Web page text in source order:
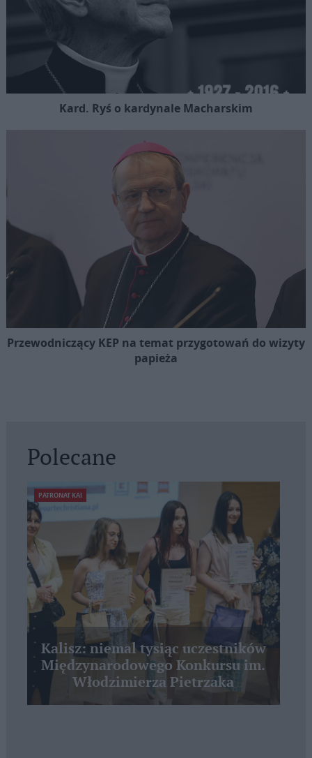
Kard. Ryś o kardynale Macharskim
Przewodniczący KEP na temat przygotowań do wizyty
papieża
Polecane
PATRONAT KAI
Kalisz: niemal tysiąc uczestników
Międzynarodowego Konkursu im.
Włodzimierza Pietrzaka